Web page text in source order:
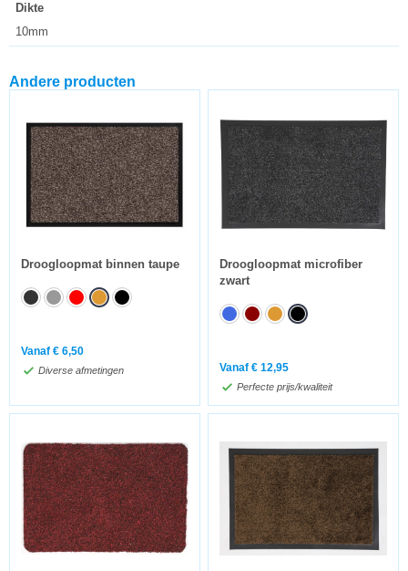
Dikte
10mm
Andere producten
Droogloopmat binnen taupe
Vanaf € 6,50
Diverse afmetingen
Droogloopmat microfiber
zwart
Vanaf € 12,95
Perfecte prijs/kwaliteit